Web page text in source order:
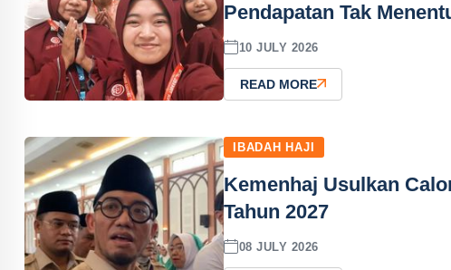
Pendapatan Tak
10 JULY 2026
READ MORE
IBADAH HAJI
Kemenhaj Usulkan
Tahun 2027
08 JULY 2026